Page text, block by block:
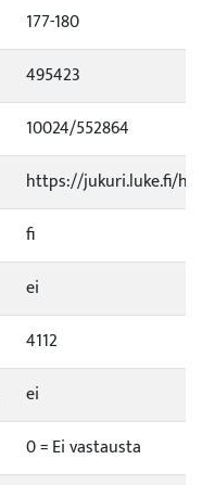
177-180
495423
10024/552864
https://jukuri.luke.fi/
fi
ei
4112
ei
0 = Ei vastausta